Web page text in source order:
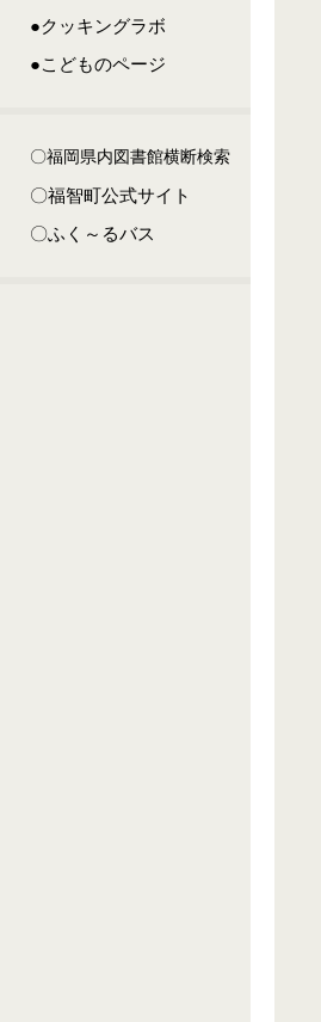
●クッキングラボ
●こどものページ
〇福岡県内図書館横断検索
〇福智町公式サイト
〇ふく～るバス